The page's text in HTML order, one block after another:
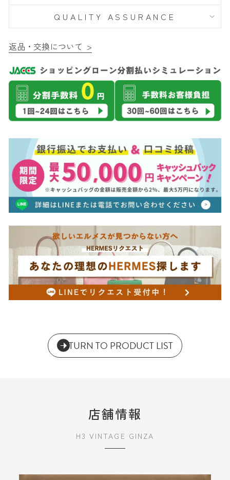
QUALITY ASSURANCE
返品・交換について >
RETURN TO PRODUCT LIST
店舗情報
H3 VINTAGE GINZA